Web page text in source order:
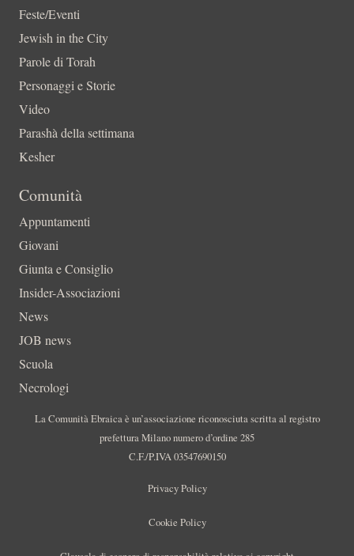
Feste/Eventi
Jewish in the City
Parole di Torah
Personaggi e Storie
Video
Parashà della settimana
Kesher
Comunità
Appuntamenti
Giovani
Giunta e Consiglio
Insider-Associazioni
News
JOB news
Scuola
Necrologi
La Comunità Ebraica è un’associazione riconosciuta scritta al registro
prefettura Milano numero d’ordine 285
C.F./P.IVA 03547690150
Privacy Policy
Cookie Policy